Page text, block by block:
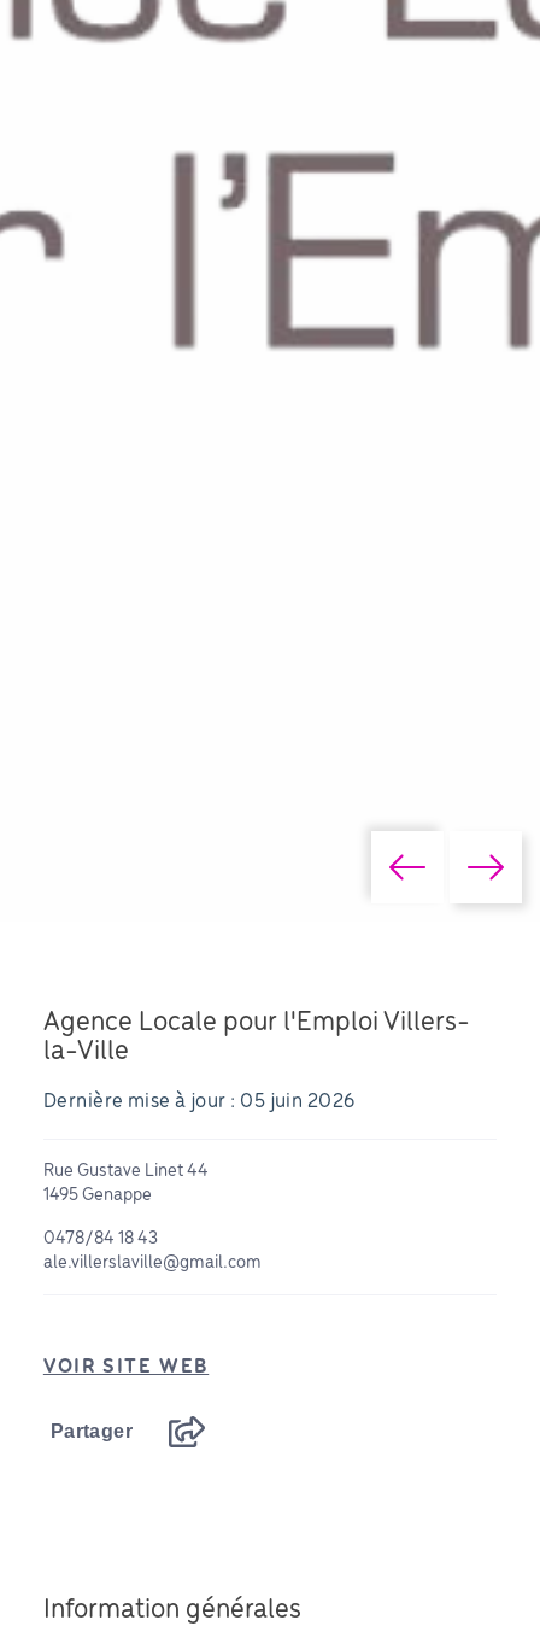
Agence Locale pour l'Emploi Villers-
la-Ville
Dernière mise à jour : 05 juin 2026
Rue Gustave Linet 44
1495 Genappe
0478/84 18 43
ale.villerslaville@gmail.com
VOIR SITE WEB
Partager
Information générales